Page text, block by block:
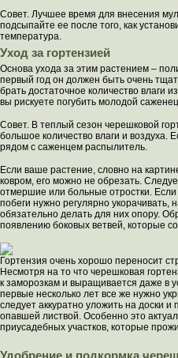
Совет. Лучшее время для внесения
подсыпайте ее после того, как
температура.
Уход за гортензией
Основа ухода за этим растением –
первый год он должен быть очень
брать достаточное количество влаги
вы рискуете погубить молодой
Совет. В теплый сезон черешковой
большое количество влаги и воздуха.
рядом с саженцем распылитель.
Если ваше растение, словно на
ковром, его можно не обрезать.
отмершие или больные отростки. Если
побеги нужно регулярно укорачивать,
обязательно делать для них опору.
появлению боковых ветвей, которые
Гортензия очень хорошо переносит
Несмотря на то что черешковая
к заморозкам и выращивается даже в
первые несколько лет все же нужно
следует аккуратно уложить на доски
опавшей листвой. Особенно это
приусадебных участков, которые
Удобрение и подкормка